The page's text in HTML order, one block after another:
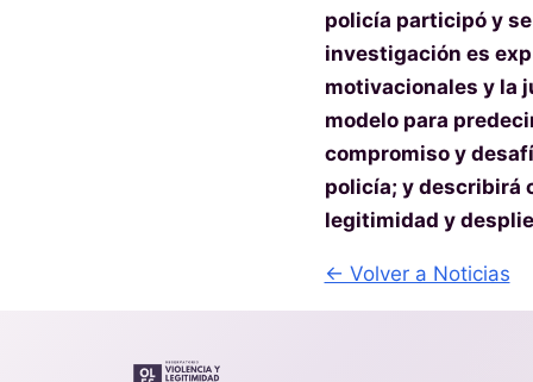
policía participó y
investigación es
motivacionales y la
modelo para
compromiso y
policía; y describirá
legitimidad y
← Volver a Noticias